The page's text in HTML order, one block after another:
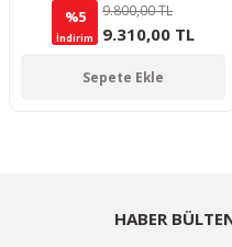
%5
İndirim
9.800,00 TL
9.310,00 TL
Sepete Ekle
HABER